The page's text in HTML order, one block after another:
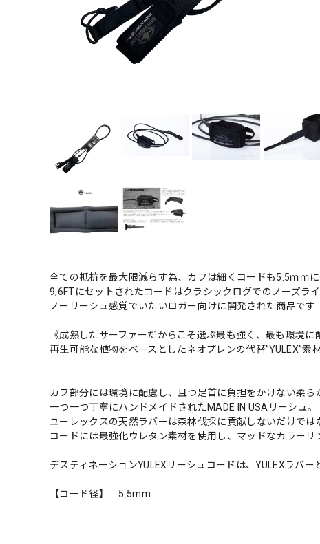
全ての抵抗を最大限減らす為、カフは細くコードも5.5ｍｍ
9,6FTにセットされたコードはクラシックログでのノーズラ
ノーリーシュ感覚でいたいロガー向けに開発された商品です
《成熟したサーファーだからこそ選ぶ最も強く、最も環境に
再生可能な植物をベースとしたネオプレンの代替”YULEX”素
カフ部分には環境に配慮し、且つ足首に負担をかけない柔ら
一つ一つ丁寧にハンドメイドされたMADE IN USAリーシュ。
ユーレックスの天然ラバーは森林伐採に貢献しないだけでは
コードには最強化ウレタン素材を使用し、マッドなカラーリ
デスティネーションYULEXリーシュコードは、YULEXラバ
【コード径】 5.5mm